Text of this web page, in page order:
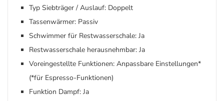
Typ Siebträger / Auslauf: Doppelt
Tassenwärmer: Passiv
Schwimmer für Restwasserschale: Ja
Restwasserschale herausnehmbar: Ja
Voreingestellte Funktionen: Anpassbare Einstellungen*
(*für Espresso-Funktionen)
Funktion Dampf: Ja